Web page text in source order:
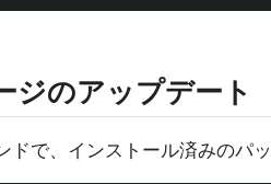
ジのアップデート
ドで、インストール済みのパ